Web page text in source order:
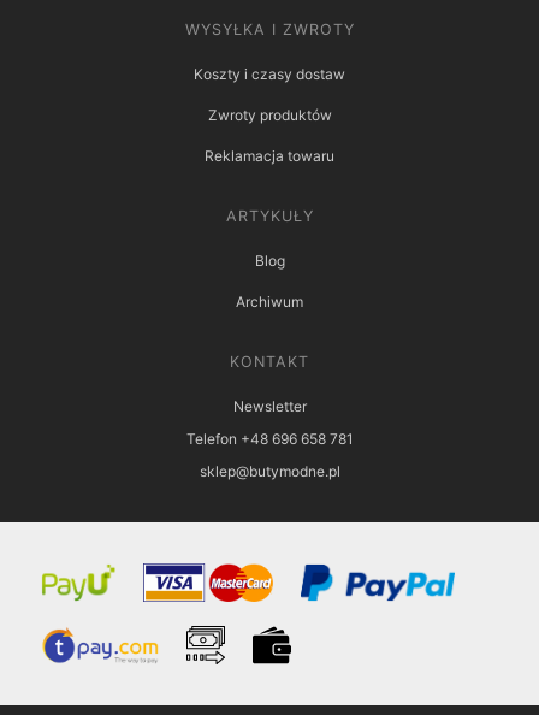
WYSYŁKA I ZWROTY
Koszty i czasy dostaw
Zwroty produktów
Reklamacja towaru
ARTYKUŁY
Blog
Archiwum
KONTAKT
Newsletter
Telefon +48 696 658 781
sklep@butymodne.pl